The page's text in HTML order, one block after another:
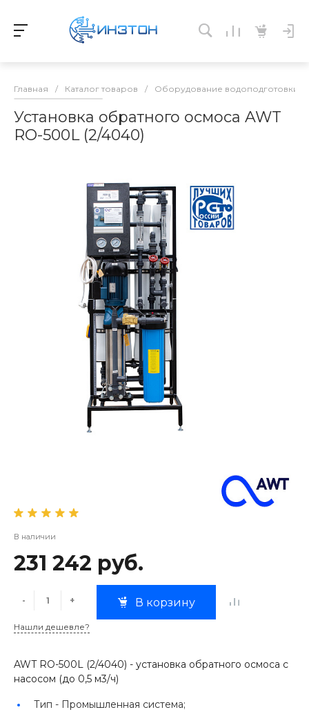
Главная / Каталог товаров / Оборудование водоподготовки и
Установка обратного осмоса AWT
RO-500L (2/4040)
В наличии
231 242 руб.
- + В корзину
Нашли дешевле?
AWT RO-500L (2/4040) - установка обратного осмоса с
насосом (до 0,5 м3/ч)
Тип - Промышленная система;